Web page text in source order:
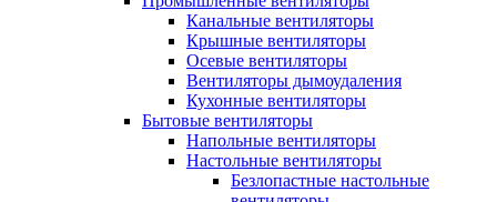
Канальные вентиляторы
Крышные вентиляторы
Осевые вентиляторы
Вентиляторы дымоудаления
Кухонные вентиляторы
Бытовые вентиляторы
Напольные вентиляторы
Настольные вентиляторы
Безлопастные настольные